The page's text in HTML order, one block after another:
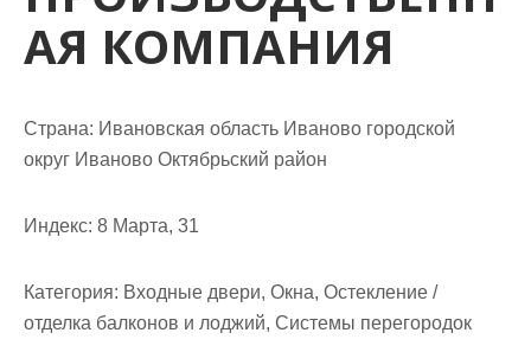
АЯ КОМПАНИЯ
Страна: Ивановская область Иваново городской
округ Иваново Октябрьский район
Индекс: 8 Марта, 31
Категория: Входные двери, Окна, Остекление /
отделка балконов и лоджий, Системы перегородок